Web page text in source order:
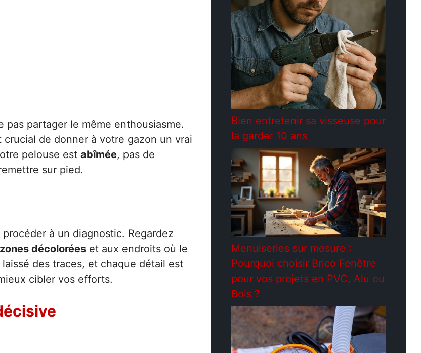
partager le même enthousiasme.
crucial de donner à votre gazon un vrai
pelouse est abîmée, pas de
sur pied.
à un diagnostic. Regardez
décolorées et aux endroits où le
des traces, et chaque détail est
cibler vos efforts.
Bien entretenir sa visseuse pour
la garder 10 ans
Menuiseries sur mesure :
Pourquoi choisir Brico Fenêtre
pour vos projets en PVC, Alu ou
Bois ?